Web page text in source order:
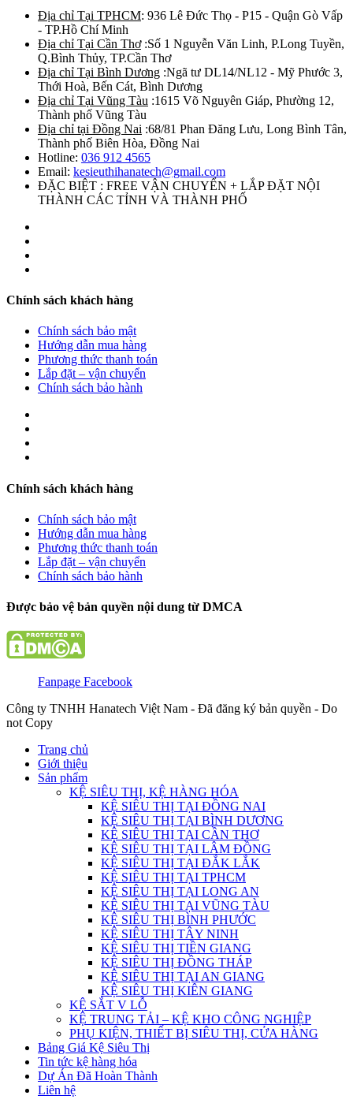
Địa chỉ Tại TPHCM: 936 Lê Đức Thọ - P15 - Quận Gò Vấp
- TP.Hồ Chí Minh
Địa chỉ Tại Cần Thơ:Số 1 Nguyễn Văn Linh, P.Long Tuyền,
Q.Bình Thủy, TP.Cần Thơ
Địa chỉ Tại Bình Dương :Ngã tư DL14/NL12 - Mỹ Phước 3,
Thới Hoà, Bến Cát, Bình Dương
Địa chỉ Tại Vũng Tàu :1615 Võ Nguyên Giáp, Phường 12,
Thành phố Vũng Tàu
Địa chỉ tại Đồng Nai :68/81 Phan Đăng Lưu, Long Bình Tân,
Thành phố Biên Hòa, Đồng Nai
Hotline: 036 912 4565
Email: kesieuthihanatech@gmail.com
ĐẶC BIỆT : FREE VẬN CHUYỂN + LẮP ĐẶT NỘI
THÀNH CÁC TỈNH VÀ THÀNH PHỐ
Chính sách khách hàng
Chính sách bảo mật
Hướng dẫn mua hàng
Phương thức thanh toán
Lắp đặt – vận chuyển
Chính sách bảo hành
Chính sách khách hàng
Chính sách bảo mật
Hướng dẫn mua hàng
Phương thức thanh toán
Lắp đặt – vận chuyển
Chính sách bảo hành
Được bảo vệ bản quyền nội dung từ DMCA
Fanpage Facebook
Công ty TNHH Hanatech Việt Nam - Đã đăng ký bản quyền - Do
not Copy
Trang chủ
Giới thiệu
Sản phẩm
KỆ SIÊU THỊ, KỆ HÀNG HÓA
KỆ SIÊU THỊ TẠI ĐỒNG NAI
KỆ SIÊU THỊ TẠI BÌNH DƯƠNG
KỆ SIÊU THỊ TẠI CẦN THƠ
KỆ SIÊU THỊ TẠI LÂM ĐỒNG
KỆ SIÊU THỊ TẠI ĐẮK LẮK
KỆ SIÊU THỊ TẠI TPHCM
KỆ SIÊU THỊ TẠI LONG AN
KỆ SIÊU THỊ TẠI VŨNG TÀU
KỆ SIÊU THỊ BÌNH PHƯỚC
KỆ SIÊU THỊ TÂY NINH
KỆ SIÊU THỊ TIỀN GIANG
KỆ SIÊU THỊ ĐỒNG THÁP
KỆ SIÊU THỊ TẠI AN GIANG
KỆ SIÊU THỊ KIÊN GIANG
KỆ SẮT V LỖ
KỆ TRUNG TẢI – KỆ KHO CÔNG NGHIỆP
PHỤ KIỆN, THIẾT BỊ SIÊU THỊ, CỬA HÀNG
Bảng Giá Kệ Siêu Thị
Tin tức kệ hàng hóa
Dự Án Đã Hoàn Thành
Liên hệ